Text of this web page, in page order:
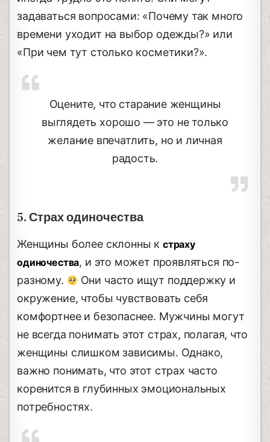
задаваться вопросами: «Почему так много
времени уходит на выбор одежды?» или
«При чем тут столько косметики?».
Оцените, что старание женщины
выглядеть хорошо — это не только
желание впечатлить, но и личная
радость.
5. Страх одиночества
Женщины более склонны к страху
одиночества, и это может проявляться по-
разному.
Они часто ищут поддержку и
окружение, чтобы чувствовать себя
комфортнее и безопаснее. Мужчины могут
не всегда понимать этот страх, полагая, что
женщины слишком зависимы. Однако,
важно понимать, что этот страх часто
коренится в глубинных эмоциональных
потребностях.